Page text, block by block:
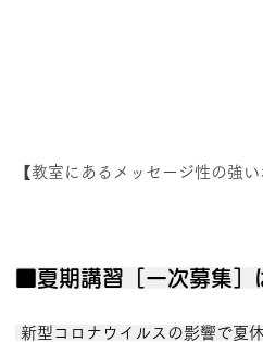
【教室にあるメッセージ性の強
■夏期講習［一次募集］
新型コロナウイルスの影響で夏